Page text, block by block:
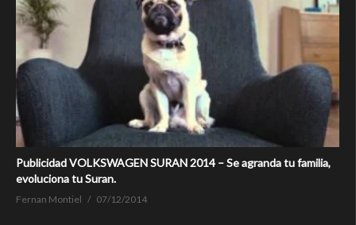
Publicidad VOLKSWAGEN SURAN 2014 – Se agranda tu familia,
evoluciona tu Suran.
Fernan Montiel 07/12/2014